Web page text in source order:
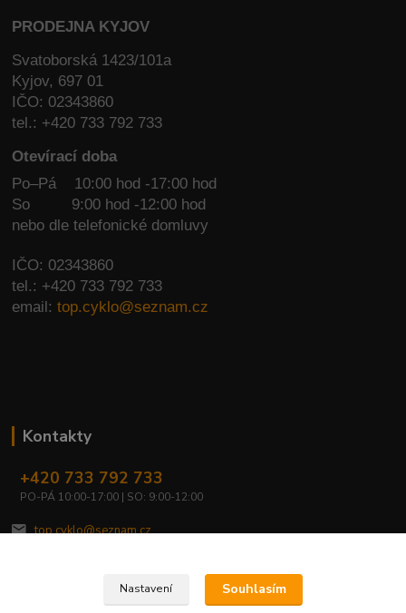
PRODEJNA KYJOV
Svatoborská 1423/101a
Kyjov, 697 01
IČO: 02343860
tel.: +420 733 792 733
Otevírací doba
Po–Pá 10:00 hod -17:00 hod
So
9:00 hod -12:00 hod
nebo dle telefonické domluvy
IČO: 02343860
tel.: +420 733 792 733
email:top.cyklo@seznam.cz
Kontakty
+420 733 792 733
PO-PÁ 10:00-17:00 | SO: 9:00-12:00
top.cyklo@seznam.cz
Nastavení Souhlasím